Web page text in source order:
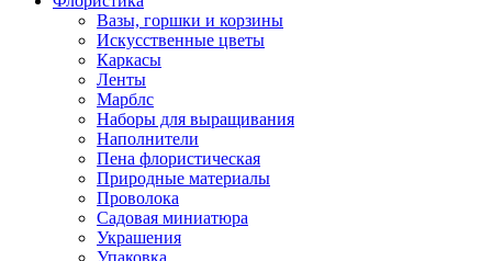
Вазы, горшки и корзины
Искусственные цветы
Каркасы
Ленты
Марблс
Наборы для выращивания
Наполнители
Пена флористическая
Природные материалы
Проволока
Садовая миниатюра
Украшения
Упаковка